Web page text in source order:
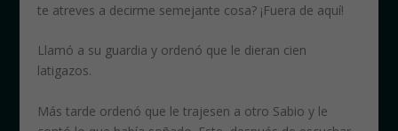
te atreves a decirme semejante cosa? ¡Fuera de aquí­!
Llamó a su guardia y ordenó que le dieran cien
latigazos.
Más tarde ordenó que le trajesen a otro Sabio y le